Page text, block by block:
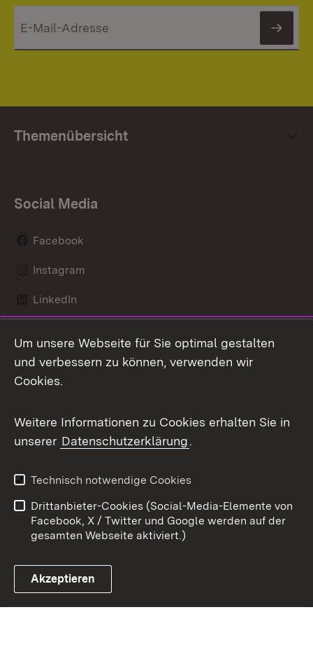
Themenübersicht
Social Media
Facebook
Instagram
LinkedIn
X / Twitter
Youtube
Link zum Landesportal
Kontakt
Datenschutz
Barrierefreiheit
Impressum
Cookies
Um unsere Webseite für Sie optimal gestalten
und verbessern zu können, verwenden wir
Cookies.
Weitere Informationen zu Cookies erhalten Sie in
unserer Datenschutzerklärung.
Technisch notwendige Cookies
Drittanbieter-Cookies (Social-Media-Elemente von
Facebook, X / Twitter und Google werden auf der
gesamten Webseite aktiviert.)
Akzeptieren